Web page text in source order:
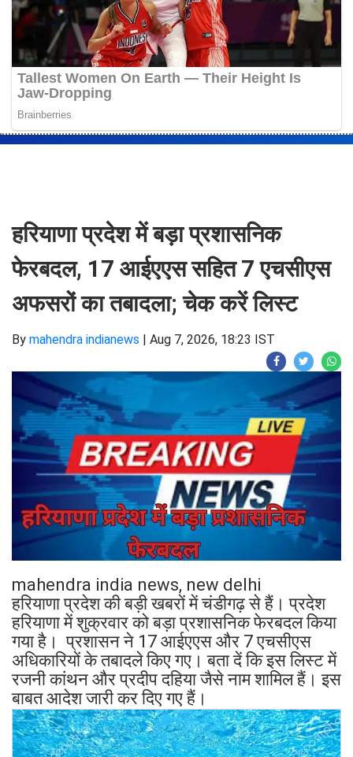
हरियाणा प्रदेश में बड़ा प्रशासनिक
फेरबदल, 17 आईएएस सहित 7 एचसीएस
अफसरों का तबादला; चेक करें लिस्ट
By mahendra indianews | Aug 7, 2026, 18:23 IST
mahendra india news, new delhi
हरियाणा प्रदेश की बड़ी खबरों में चंडीगढ़ से हैं। प्रदेश
हरियाणा में शुक्रवार को बड़ा प्रशासनिक फेरबदल किया
गया है। प्रशासन ने 17 आईएएस और 7 एचसीएस
अधिकारियों के तबादले किए गए। बता दें कि इस लिस्ट में
रजनी कांथन और प्रदीप दहिया जैसे नाम शामिल हैं। इस
बाबत आदेश जारी कर दिए गए हैं।